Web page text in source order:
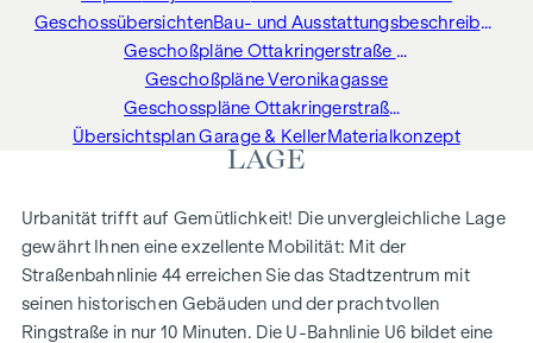
Geschossübersichten
Bau- und Ausstattungsbeschreibung
Geschoßpläne Ottakringerstraße Stiege 2
Geschoßpläne Veronikagasse
Geschosspläne Ottakringerstraße Stiege 1
Übersichtsplan Garage & KellerMaterialkonzept
LAGE
Urbanität trifft auf Gemütlichkeit! Die unvergleichliche Lage
gewährt Ihnen eine exzellente Mobilität: Mit der
Straßenbahnlinie 44 erreichen Sie das Stadtzentrum mit
seinen historischen Gebäuden und der prachtvollen
Ringstraße in nur 10 Minuten. Die U-Bahnlinie U6 bildet eine